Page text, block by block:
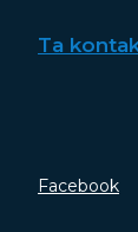
Ta
Facebook